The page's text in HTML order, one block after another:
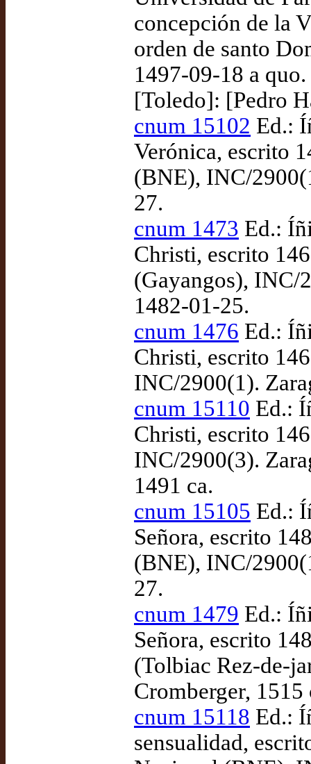
concepción de la
orden de santo
1497-09-18 a
[Toledo]: [Pedro
cnum 15102 Ed.:
Verónica, escrito
(BNE), INC/
27.
cnum 1473 Ed.:
Christi, escrito
(Gayangos), INC/
1482-01-25.
cnum 1476 Ed.:
Christi, escrito
INC/2900(1).
cnum 15110 Ed.:
Christi, escrito
INC/2900(3).
1491 ca.
cnum 15105 Ed.:
Señora, escrito
(BNE), INC/
27.
cnum 1479 Ed.:
Señora, escrito
(Tolbiac Rez-de-
Cromberger, 1515
cnum 15118 Ed.:
sensualidad,